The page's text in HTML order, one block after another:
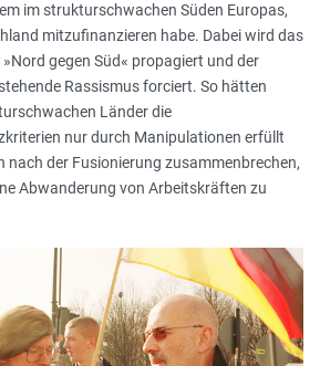
im strukturschwachen Süden Europas,
mitzufinanzieren habe. Dabei wird das
gegen Süd« propagiert und der
Rassismus forciert. So hätten
Länder die
nur durch Manipulationen erfüllt
nach der Fusionierung zusammenbrechen,
Abwanderung von Arbeitskräften zu